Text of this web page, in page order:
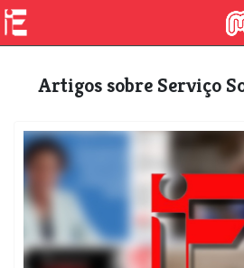
Artigos sobre Serviço